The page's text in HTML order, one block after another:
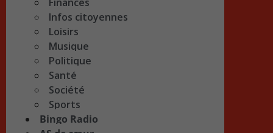
Infos citoyennes
Loisirs
Musique
Politique
Santé
Société
Sports
Bingo Radio